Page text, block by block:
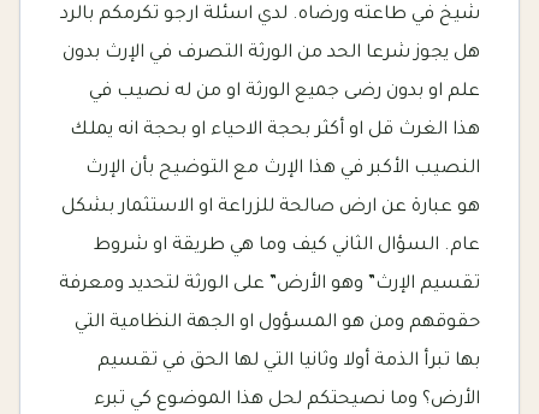
شيخ في طاعته ورضاه. لدي اسئلة ارجو تكرمكم بالرد
هل يجوز شرعا الحد من الورثة التصرف في الإرث بدون
علم او بدون رضى جميع الورثة او من له نصيب في
هذا الغرث قل او أكثر بحجة الاحياء او بحجة انه يملك
النصيب الأكبر في هذا الإرث مع التوضيح بأن الإرث
هو عبارة عن ارض صالحة للزراعة او الاستثمار بشكل
عام. السؤال الثاني كيف وما هي طريقة او شروط
تقسيم الإرث” وهو الأرض” على الورثة لتحديد ومعرفة
حقوقهم ومن هو المسؤول او الجهة النظامية التي
بها تبرأ الذمة أولا وثانيا التي لها الحق في تقسيم
الأرض؟ وما نصيحتكم لحل هذا الموضوع كي تبرء